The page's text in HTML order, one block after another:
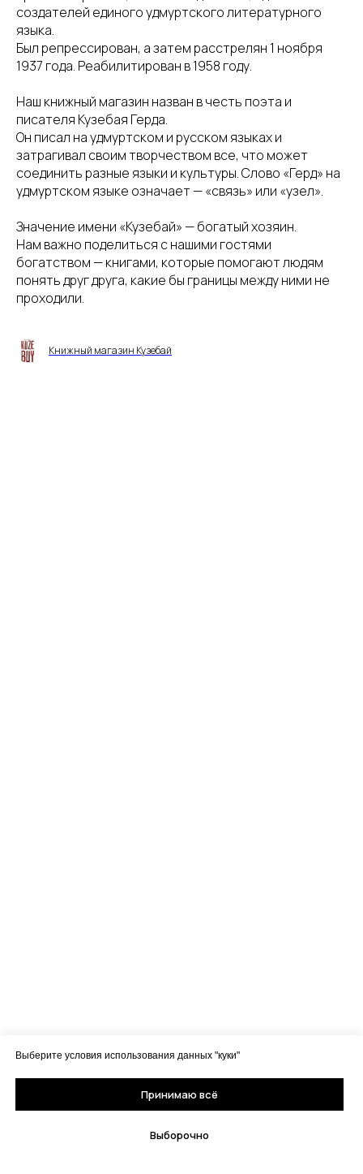
Выберите условия использования данных "куки"
Принимаю всё
Выборочно
создателей единого удмуртского литературного
языка.
Был репрессирован, а затем расстрелян 1 ноября
1937 года. Реабилитирован в 1958 году.
Наш книжный магазин назван в честь поэта и
писателя Кузебая Герда.
Он писал на удмуртском и русском языках и
затрагивал своим творчеством все, что может
соединить разные языки и культуры. Слово «Герд» на
удмуртском языке означает — «связь» или «узел».
Значение имени «Кузебай» — богатый хозяин.
Нам важно поделиться с нашими гостями
богатством — книгами, которые помогают людям
понять друг друга, какие бы границы между ними не
проходили.
Книжный магазин Кузебай